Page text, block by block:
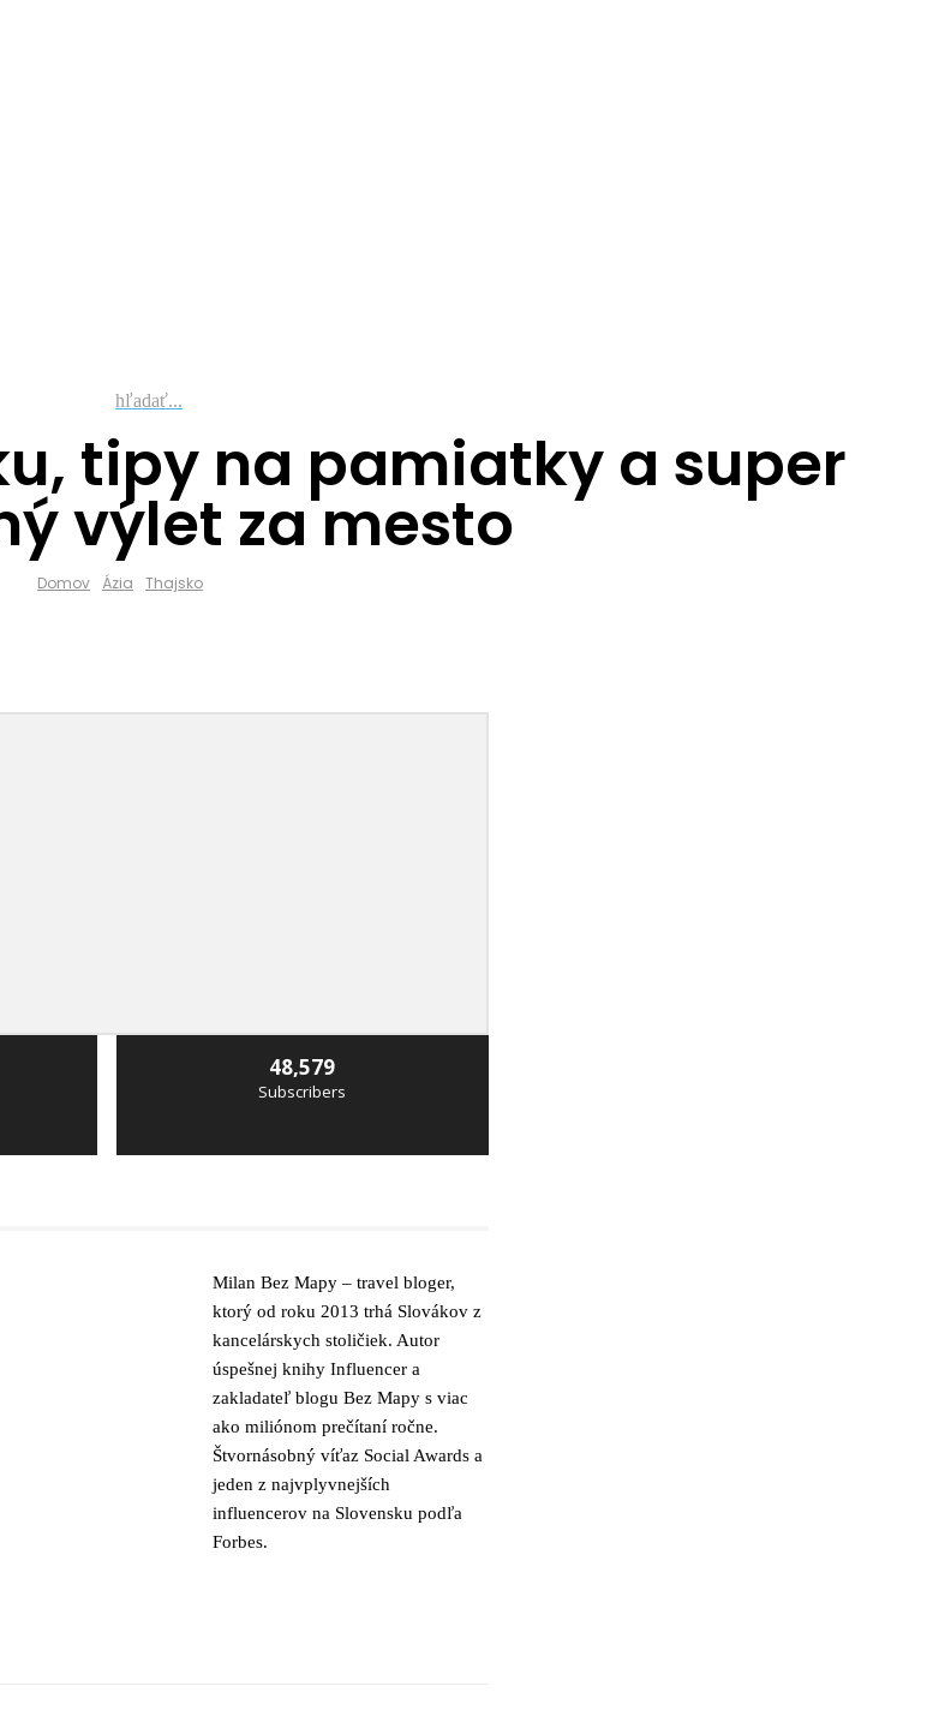
hľadať...
tipy na pamiatky a super
výlet za mesto
Domov Ázia Thajsko
48,579
Subscribers
Milan Bez Mapy – travel bloger,
ktorý od roku 2013 trhá Slovákov z
kancelárskych stoličiek. Autor
úspešnej knihy Influencer a
zakladateľ blogu Bez Mapy s viac
ako miliónom prečítaní ročne.
Štvornásobný víťaz Social Awards a
jeden z najvplyvnejších
influencerov na Slovensku podľa
Forbes.